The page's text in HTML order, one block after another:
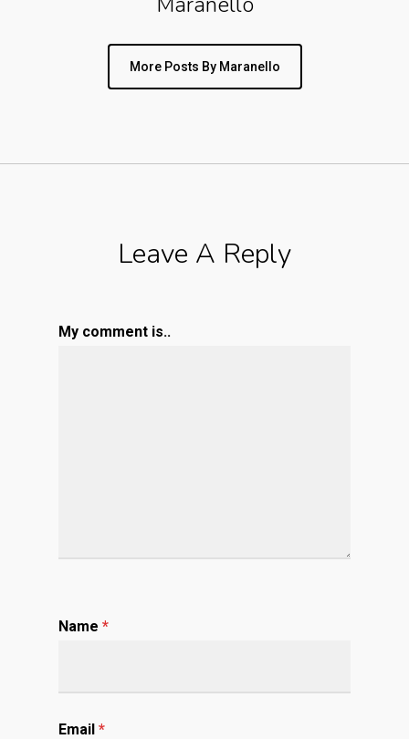
More Posts By Maranello
Leave A Reply
My comment is..
Name *
Email *